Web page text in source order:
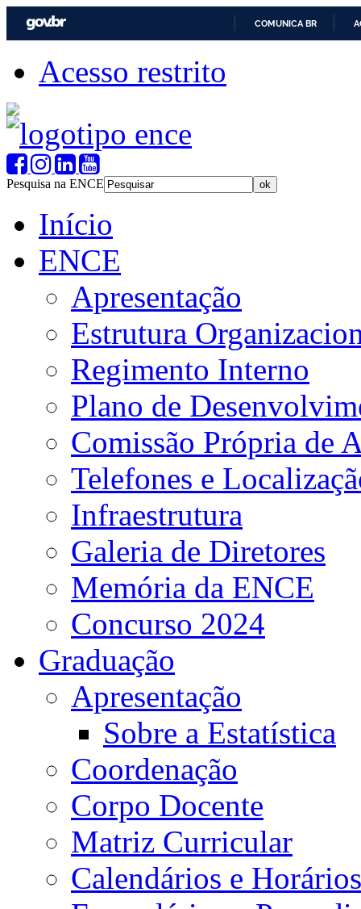
COMUNICA BR
Acesso restrito
Pesquisa na ENCE
Início
ENCE
Apresentação
Estrutura
Regimento Interno
Plano de
Comissão Própria de
Telefones e
Infraestrutura
Galeria de Diretores
Memória da ENCE
Concurso 2024
Graduação
Apresentação
Sobre a Estatística
Coordenação
Corpo Docente
Matriz Curricular
Calendários e Horários